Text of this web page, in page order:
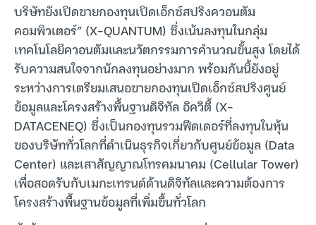
บริษัทยังเปิดขายกองทุนเปิดเอ็กซ์สปริงควอนตัม
คอมพิวเตอร์” (X-QUANTUM) ซึ่งเน้นลงทุนในกลุ่ม
เทคโนโลยีควอนตัมและนวัตกรรมการคำนวณขั้นสูง โดยได้
รับความสนใจจากนักลงทุนอย่างมาก พร้อมกันนี้ยังอยู่
ระหว่างการเตรียมเสนอขายกองทุนเปิดเอ็กซ์สปริงศูนย์
ข้อมูลและโครงสร้างพื้นฐานดิจิทัล อิควิตี้ (X-
DATACENEQ) ซึ่งเป็นกองทุนรวมฟีดเดอร์ที่ลงทุนในหุ้น
ของบริษัททั่วโลกที่ดำเนินธุรกิจเกี่ยวกับศูนย์ข้อมูล (Data
Center) และเสาสัญญาณโทรคมนาคม (Cellular Tower)
เพื่อสอดรับกับเมกะเทรนด์ด้านดิจิทัลและความต้องการ
โครงสร้างพื้นฐานข้อมูลที่เพิ่มขึ้นทั่วโลก